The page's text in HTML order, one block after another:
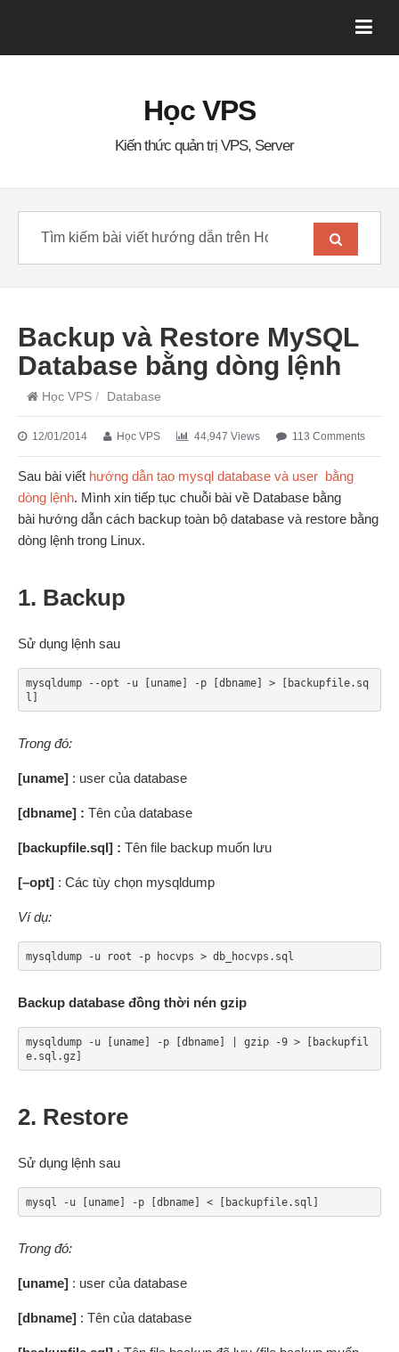
Học VPS
Kiến thức quản trị VPS, Server
Backup và Restore MySQL
Database bằng dòng lệnh
Học VPS / Database
12/01/2014 Học VPS 44,947 Views 113 Comments
Sau bài viết hướng dẫn tạo mysql database và user bằng
dòng lệnh. Mình xin tiếp tục chuỗi bài về Database bằng
bài hướng dẫn cách backup toàn bộ database và restore bằng
dòng lệnh trong Linux.
1. Backup
Sử dụng lệnh sau
mysqldump --opt -u [uname] -p [dbname] > [backupfile.sq
l]
Trong đó:
[uname] : user của database
[dbname] : Tên của database
[backupfile.sql] : Tên file backup muốn lưu
[–opt] : Các tùy chọn mysqldump
Ví dụ:
mysqldump -u root -p hocvps > db_hocvps.sql
Backup database đồng thời nén gzip
mysqldump -u [uname] -p [dbname] | gzip -9 > [backupfil
e.sql.gz]
2. Restore
Sử dụng lệnh sau
mysql -u [uname] -p [dbname] < [backupfile.sql]
Trong đó:
[uname] : user của database
[dbname] : Tên của database